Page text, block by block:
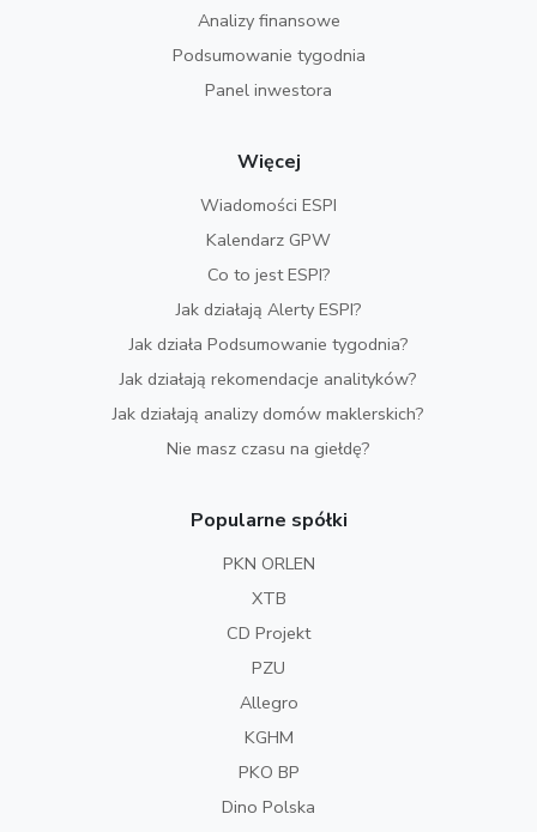
Analizy finansowe
Podsumowanie tygodnia
Panel inwestora
Więcej
Wiadomości ESPI
Kalendarz GPW
Co to jest ESPI?
Jak działają Alerty ESPI?
Jak działa Podsumowanie tygodnia?
Jak działają rekomendacje analityków?
Jak działają analizy domów maklerskich?
Nie masz czasu na giełdę?
Popularne spółki
PKN ORLEN
XTB
CD Projekt
PZU
Allegro
KGHM
PKO BP
Dino Polska